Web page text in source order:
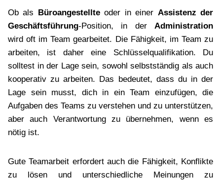
Ob als Büroangestellteoder in einer Assistenz der
Geschäftsführung-Position, in der Administration
wird oft im Team gearbeitet. Die Fähigkeit, im Team zu
arbeiten, ist daher eine Schlüsselqualifikation. Du
solltest in der Lage sein, sowohl selbstständig als auch
kooperativ zu arbeiten. Das bedeutet, dass du in der
Lage sein musst, dich in ein Team einzufügen, die
Aufgaben des Teams zu verstehen und zu unterstützen,
aber auch Verantwortung zu übernehmen, wenn es
nötig ist.
Gute Teamarbeit erfordert auch die Fähigkeit, Konflikte
zu lösen und unterschiedliche Meinungen zu